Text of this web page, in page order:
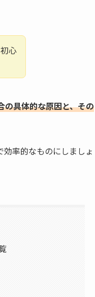
心
の具体的な原因と、その
率的なものにしましょ